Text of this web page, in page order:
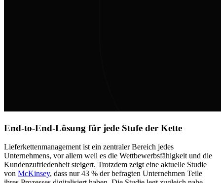
End-to-End-Lösung für jede Stufe der Kette
Lieferkettenmanagement ist ein zentraler Bereich jedes
Unternehmens, vor allem weil es die Wettbewerbsfähigkeit und die
Kundenzufriedenheit steigert. Trotzdem zeigt eine aktuelle Studie
von McKinsey, dass nur 43 % der befragten Unternehmen Teile